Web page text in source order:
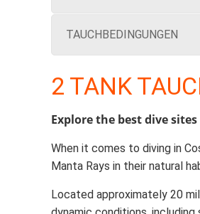
TAUCHBEDINGUNGEN
2 TANK
Explore the best dive
When it comes to diving in
Manta Rays in their natural
Located approximately 20